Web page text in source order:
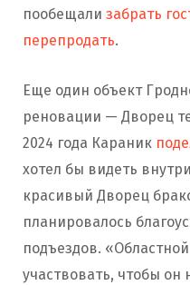
пообещали забрать
перепродать.
Еще один объект
реновации — Дворец
2024 года Караник
хотел бы видеть
красивый Дворец
планировалось
подъездов.
участвовать, чтобы он